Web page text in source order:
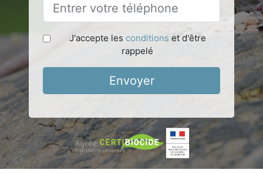
J'accepte les conditions et d'être
rappelé
Envoyer